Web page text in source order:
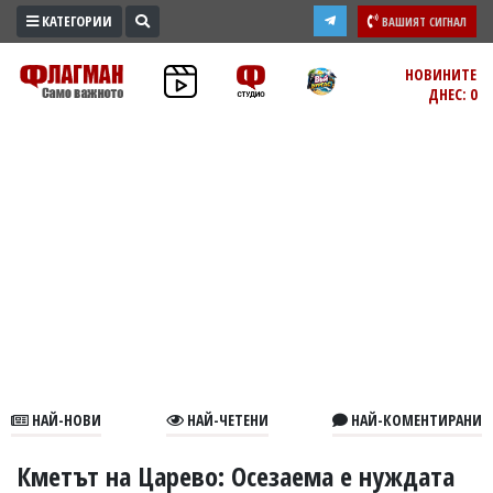
ПРОМО
ЗОНА
В
КАТЕГОРИИ ВАШИЯТ СИГНАЛ
НОВИНИТЕ
ДНЕС: 0
НАЙ-НОВИ НАЙ-ЧЕТЕНИ НАЙ-КОМЕНТИРАНИ
Кметът на Царево: Осезаема е нуждата